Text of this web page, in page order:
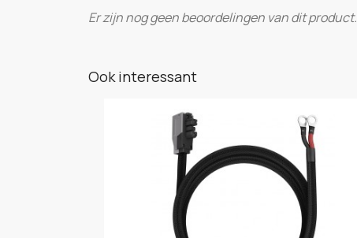
Er zijn nog geen beoordelingen van dit product.
Ook interessant